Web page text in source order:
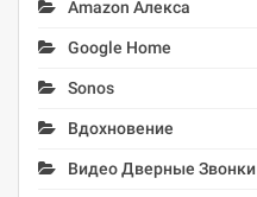
Amazon Алекса
Google Home
Sonos
Вдохновение
Видео Дверные Звонки